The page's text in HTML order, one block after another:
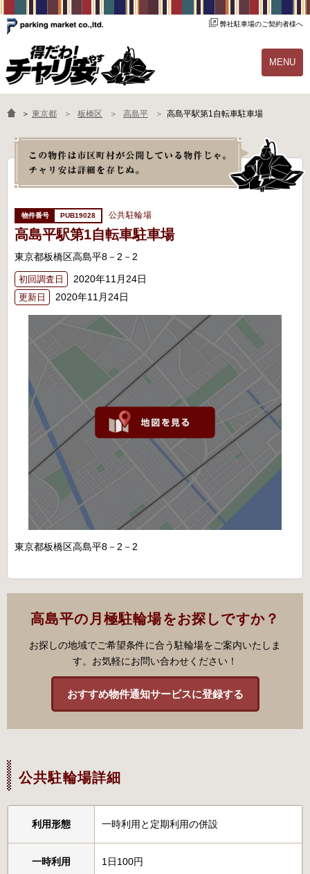
弊社駐車場のご契約者様へ
MENU
物件一覧 ご契約の流れ
よくあるご質問 駐輪場オーナー様へ
＞ 東京都 板橋区 高島平 高島平駅第1自転車駐車場
PUB19028 公共駐輪場
高島平駅第1自転車駐車場
東京都板橋区高島平8－2－2
初回調査日 2020年11月24日
更新日 2020年11月24日
東京都板橋区高島平8－2－2
高島平の月極駐輪場をお探しですか？
お探しの地域でご希望条件に合う駐輪場をご案内いたしま
す。お気軽にお問い合わせください！
おすすめ物件通知サービスに登録する
公共駐輪場詳細
利用形態 一時利用と定期利用の併設
一時利用 1日100円